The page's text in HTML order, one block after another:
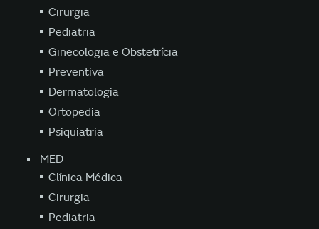
Cirurgia
Pediatria
Ginecologia e Obstetrícia
Preventiva
Dermatologia
Ortopedia
Psiquiatria
MED
Clínica Médica
Cirurgia
Pediatria